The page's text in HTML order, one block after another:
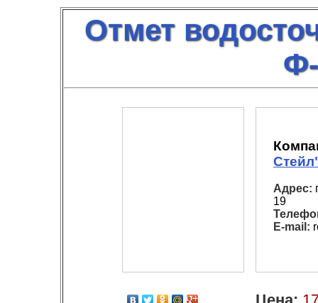
Отмет
Адрес:
19
E-mail: